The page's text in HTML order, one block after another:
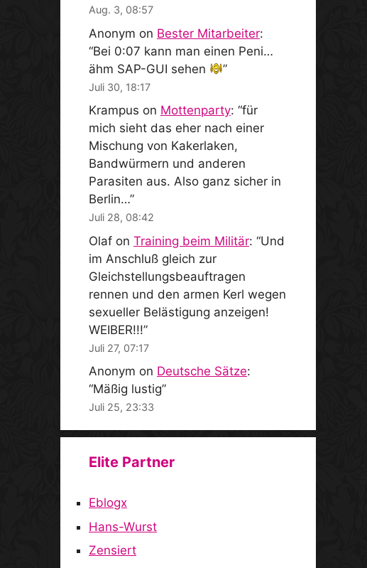
Aug. 3, 08:57
Anonym on Bester Mitarbeiter:
“Bei 0:07 kann man einen Peni…
ähm SAP-GUI sehen
”
Juli 30, 18:17
Krampus on Mottenparty: “für
mich sieht das eher nach einer
Mischung von Kakerlaken,
Bandwürmern und anderen
Parasiten aus. Also ganz sicher in
Berlin…”
Juli 28, 08:42
Olaf on Training beim Militär: “Und
im Anschluß gleich zur
Gleichstellungsbeauftragen
rennen und den armen Kerl wegen
sexueller Belästigung anzeigen!
WEIBER!!!”
Juli 27, 07:17
Anonym on Deutsche Sätze:
“Mäßig lustig”
Juli 25, 23:33
Elite Partner
Eblogx
Hans-Wurst
Zensiert